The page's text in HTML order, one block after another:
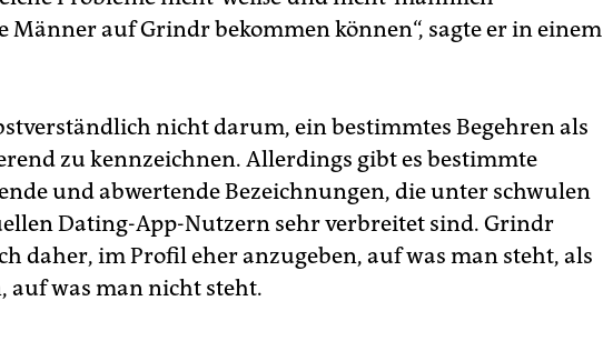
Männer auf Grindr bekommen können“, sagte er in einem
nicht darum, ein bestimmtes Begehren als
zu kennzeichnen. Allerdings gibt es bestimmte
und abwertende Bezeichnungen, die unter schwulen
Dating-App-Nutzern sehr verbreitet sind. Grindr
daher, im Profil eher anzugeben, auf was man steht, als
auf was man nicht steht.